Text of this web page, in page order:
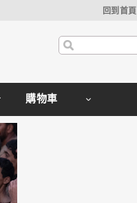
回到首頁
購物車